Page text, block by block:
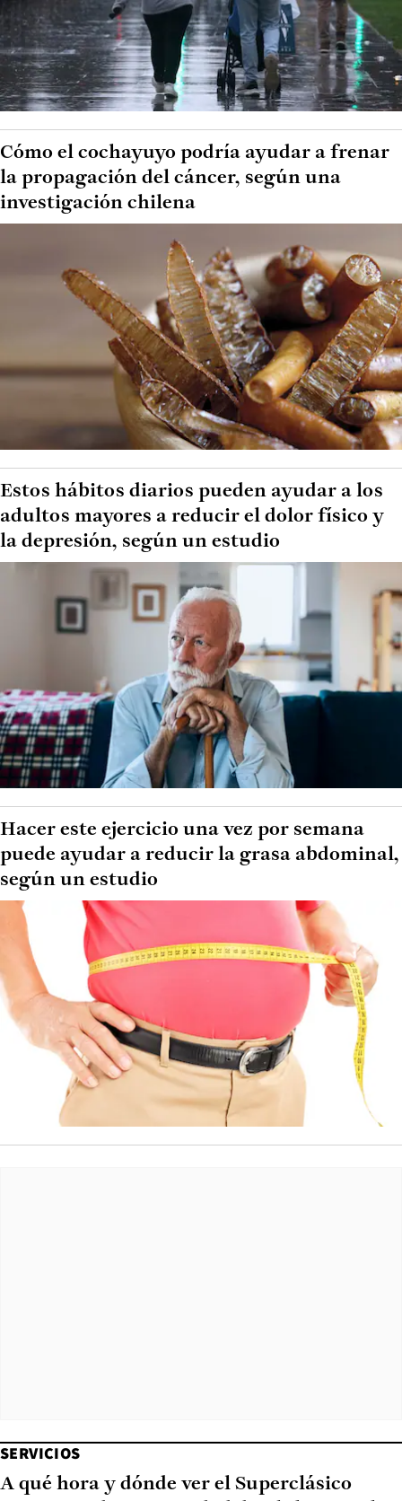
Cómo el cochayuyo podría ayudar a frenar
la propagación del cáncer, según una
investigación chilena
Estos hábitos diarios pueden ayudar a los
adultos mayores a reducir el dolor físico y
la depresión, según un estudio
Hacer este ejercicio una vez por semana
puede ayudar a reducir la grasa abdominal,
según un estudio
SERVICIOS
A qué hora y dónde ver el Superclásico